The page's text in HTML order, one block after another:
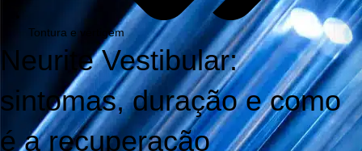
Tontura e vertigem
Neurite Vestibular:
sintomas, duração e como
é a recuperação